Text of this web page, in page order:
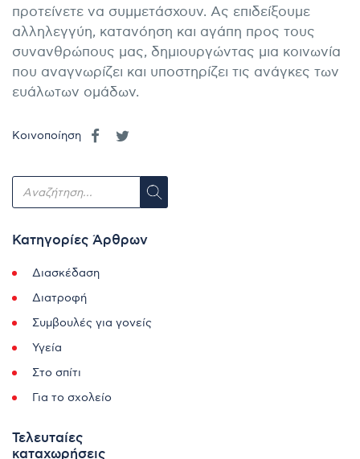
προτείνετε να συμμετάσχουν. Ας επιδείξουμε
αλληλεγγύη, κατανόηση και αγάπη προς τους
συνανθρώπους μας, δημιουργώντας μια κοινωνία
που αναγνωρίζει και υποστηρίζει τις ανάγκες των
ευάλωτων ομάδων.
Κοινοποίηση
Κατηγορίες Άρθρων
Διασκέδαση
Διατροφή
Συμβουλές για γονείς
Υγεία
Στο σπίτι
Για το σχολείο
Τελευταίες
καταχωρήσεις